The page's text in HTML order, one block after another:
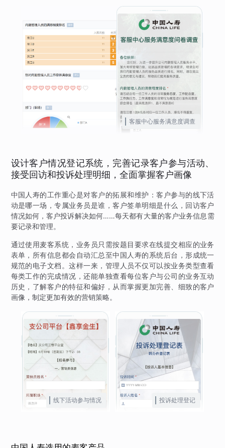
客服中心服务满意度调查
设计客户情况登记系统，完善记录客户参与活动、
接受回访和投诉处理明细，全面掌握客户画像
中国人寿的工作重心是对客户的拓展和维护：客户参与的线下活
动是哪一场，专属业务员是谁，客户签单明细是什么，回访客户
情况如何，客户投诉解决如何……每天都有大量的客户业务信息需
要记录和管理。
通过使用麦客系统，业务员只需按题目要求在线提交相应的业务
表单，所有信息都会自动汇总至中国人寿的系统后台，形成统一
规范的电子文档。这样一来，管理人员不仅可以按业务类型查看
每类工作的完成情况，还能单独查看每位客户与公司的业务互动
历史，了解客户的特征和偏好，从而掌握更加完善、细致的客户
画像，制定更加有效的营销策略。
线下活动参与情况 投诉处理登记